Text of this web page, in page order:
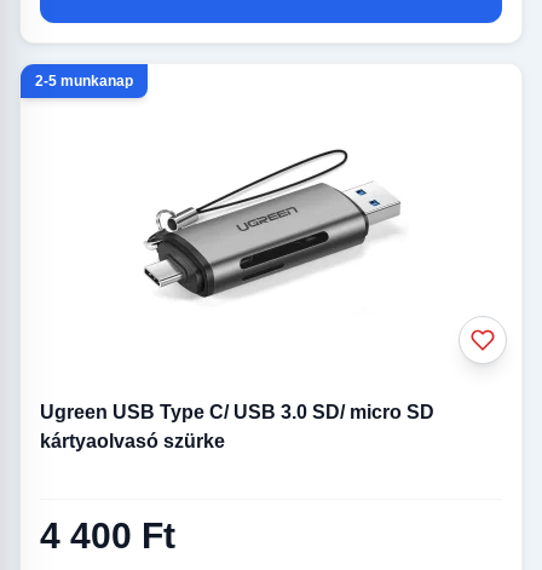
2-5 munkanap
Ugreen USB Type C/ USB 3.0 SD/ micro SD
kártyaolvasó szürke
4 400 Ft